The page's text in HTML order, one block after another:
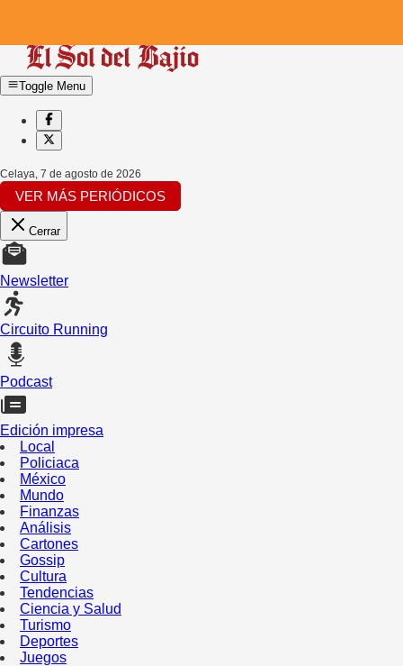
Toggle Menu
Celaya, 7 de agosto de 2026
VER MÁS PERIÓDICOS
Cerrar
Newsletter
Circuito Running
Podcast
Edición impresa
Local
Policiaca
México
Mundo
Finanzas
Análisis
Cartones
Gossip
Cultura
Tendencias
Ciencia y Salud
Turismo
Deportes
Juegos